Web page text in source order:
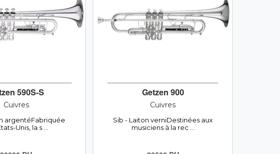
590S-S
Cuivres
argentéFabriquée
Unis, la s ...
Getzen 900
Cuivres
Sib - Laiton verniDestinées aux
musiciens à la rec ...